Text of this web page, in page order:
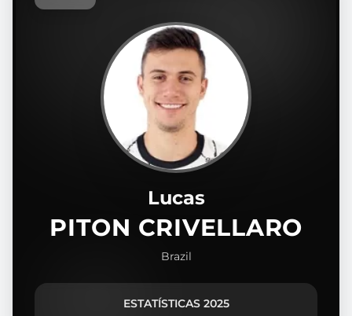
Lucas
PITON CRIVELLARO
Brazil
ESTATÍSTICAS 2025